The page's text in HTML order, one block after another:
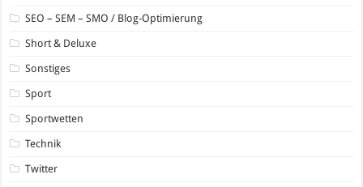
SEO – SEM – SMO / Blog-Optimierung
Short & Deluxe
Sonstiges
Sport
Sportwetten
Technik
Twitter